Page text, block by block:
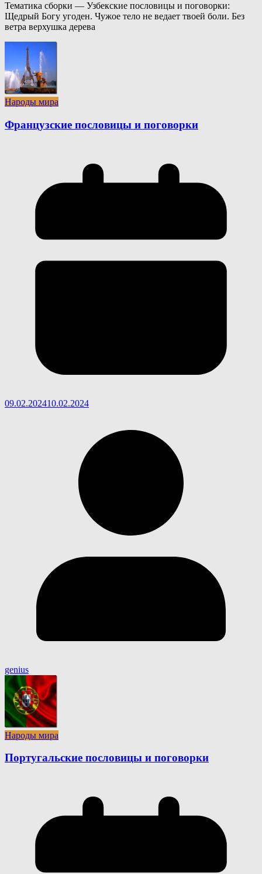
Тематика сборки — Узбекские пословицы и поговорки:
Щедрый Богу угоден. Чужое тело не ведает твоей боли. Без
ветра верхушка дерева
Народы мира
Французские пословицы и поговорки
09.02.202410.02.2024
genius
Народы мира
Португальские пословицы и поговорки